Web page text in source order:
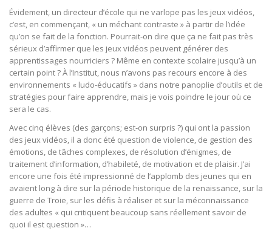
Évidement, un directeur d’école qui ne varlope pas les jeux vidéos,
c’est, en commençant, « un méchant contraste » à partir de l’idée
qu’on se fait de la fonction. Pourrait-on dire que ça ne fait pas très
sérieux d’affirmer que les jeux vidéos peuvent générer des
apprentissages nourriciers ? Même en contexte scolaire jusqu’à un
certain point ? À l’Institut, nous n’avons pas recours encore à des
environnements « ludo-éducatifs » dans notre panoplie d’outils et de
stratégies pour faire apprendre, mais je vois poindre le jour où ce
sera le cas.
Avec cinq élèves (des garçons; est-on surpris ?) qui ont la passion
des jeux vidéos, il a donc été question de violence, de gestion des
émotions, de tâches complexes, de résolution d’énigmes, de
traitement d’information, d’habileté, de motivation et de plaisir. J’ai
encore une fois été impressionné de l’applomb des jeunes qui en
avaient long à dire sur la période historique de la renaissance, sur la
guerre de Troie, sur les défis à réaliser et sur la méconnaissance
des adultes « qui critiquent beaucoup sans réellement savoir de
quoi il est question »…